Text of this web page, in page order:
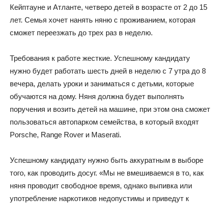
Кейптауне и Атланте, четверо детей в возрасте от 2 до 15
лет. Семья хочет нанять няню с проживанием, которая
сможет переезжать до трех раз в неделю.
Требования к работе жесткие. Успешному кандидату
нужно будет работать шесть дней в неделю с 7 утра до 8
вечера, делать уроки и заниматься с детьми, которые
обучаются на дому. Няня должна будет выполнять
поручения и возить детей на машине, при этом она сможет
пользоваться автопарком семейства, в который входят
Porsche, Range Rover и Maserati.
Успешному кандидату нужно быть аккуратным в выборе
того, как проводить досуг. «Мы не вмешиваемся в то, как
няня проводит свободное время, однако выпивка или
употребление наркотиков недопустимы и приведут к